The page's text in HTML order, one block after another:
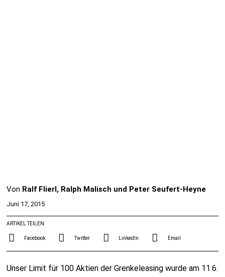
Von Ralf Flierl, Ralph Malisch und Peter Seufert-Heyne
Juni 17, 2015
ARTIKEL TEILEN
Facebook Twitter LinkedIn Email
Unser Limit für 100 Aktien der Grenkeleasing wurde am 11.6.